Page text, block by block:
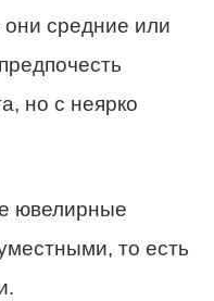
средние или
но с неярко
ювелирные
то есть